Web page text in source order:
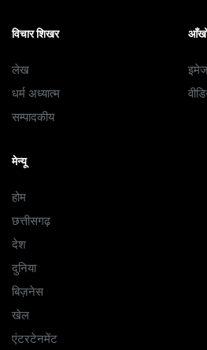
विचार शिखर
लेख
धर्म अध्यात्म
सम्पादकीय
मेन्यू
होम
छत्तीसगढ़
देश
दुनिया
बिज़नेस
खेल
एंटरटेनमेंट